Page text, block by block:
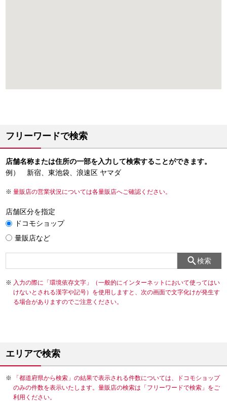
フリーワードで検索
店舗名称または住所の一部を入力して検索することができます。
例） 新宿、東池袋、浪速区 ヤマダ
量販店の営業状況については各量販店へご確認ください。
店舗区分を指定
ドコモショップ
量販店など
検索
入力の際に「環境依存文字」（一般的にインターネットにおいて使ってはい
けないとされる漢字や記号）を使用しますと、次の画面で文字化けが発生す
る場合がありますのでご注意ください。
エリアで検索
「都道府県から検索」の結果で表示される件数については、ドコモショップ
のみの件数を表示いたします。量販店の検索は「フリーワードで検索」をご
利用ください。